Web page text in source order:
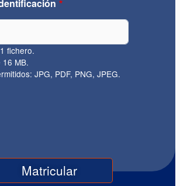
fichero.
16 MB.
JPG, PDF, PNG, JPEG.